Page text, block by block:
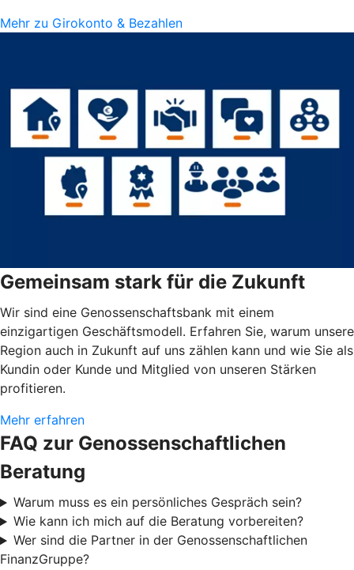
Mehr zu Girokonto & Bezahlen
Gemeinsam stark für die Zukunft
Wir sind eine Genossenschaftsbank mit einem
einzigartigen Geschäftsmodell. Erfahren Sie, warum unsere
Region auch in Zukunft auf uns zählen kann und wie Sie als
Kundin oder Kunde und Mitglied von unseren Stärken
profitieren.
Mehr erfahren
FAQ zur Genossenschaftlichen
Beratung
Warum muss es ein persönliches Gespräch sein?
Wie kann ich mich auf die Beratung vorbereiten?
Wer sind die Partner in der Genossenschaftlichen
FinanzGruppe?